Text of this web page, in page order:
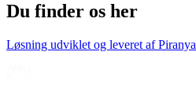
Du finder os her
Løsning udviklet og leveret afPiranya